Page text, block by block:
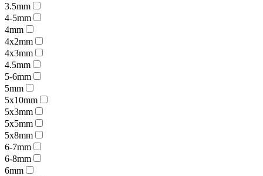
3.5mm
4-5mm
4mm
4x2mm
4x3mm
4.5mm
5-6mm
5mm
5x10mm
5x3mm
5x5mm
5x8mm
6-7mm
6-8mm
6mm